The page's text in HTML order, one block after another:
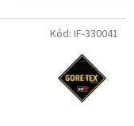
Kód: IF-330041